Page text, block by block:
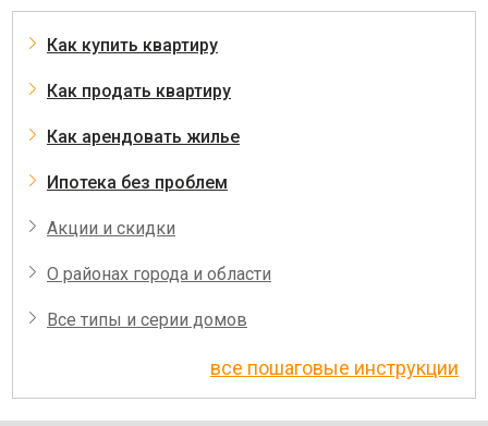
Как купить квартиру
Как продать квартиру
Как арендовать жилье
Ипотека без проблем
Акции и скидки
О районах города и области
Все типы и серии домов
все пошаговые инструкции